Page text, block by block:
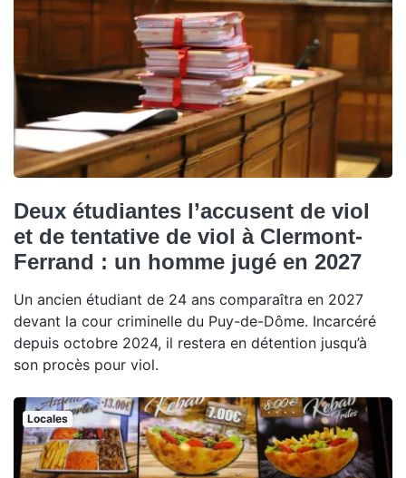
Deux étudiantes l’accusent de viol
et de tentative de viol à Clermont-
Ferrand : un homme jugé en 2027
Un ancien étudiant de 24 ans comparaîtra en 2027
devant la cour criminelle du Puy-de-Dôme. Incarcéré
depuis octobre 2024, il restera en détention jusqu’à
son procès pour viol.
Locales